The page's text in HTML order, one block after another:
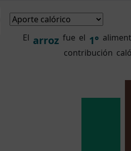
El arroz fue el 1°
contribución